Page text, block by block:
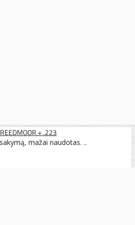
+ .223
mažai naudotas. ..